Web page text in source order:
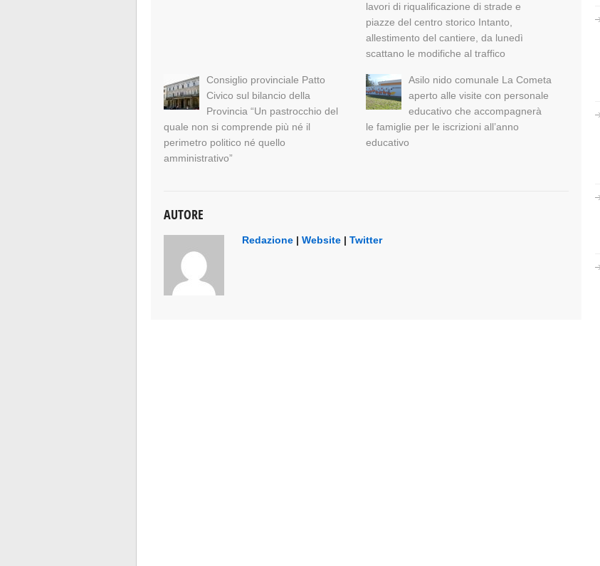
lavori di riqualificazione di strade e
piazze del centro storico Intanto,
allestimento del cantiere, da lunedì
scattano le modifiche al traffico
Consiglio provinciale Patto
Civico sul bilancio della
Provincia “Un pastrocchio del
quale non si comprende più né il
perimetro politico né quello
amministrativo”
Asilo nido comunale La Cometa
aperto alle visite con personale
educativo che accompagnerà
le famiglie per le iscrizioni all’anno
educativo
AUTORE
Redazione |Website |Twitter